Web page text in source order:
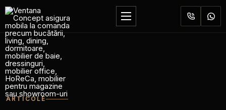
Sari
conținut
Deschide
ARTICOLE